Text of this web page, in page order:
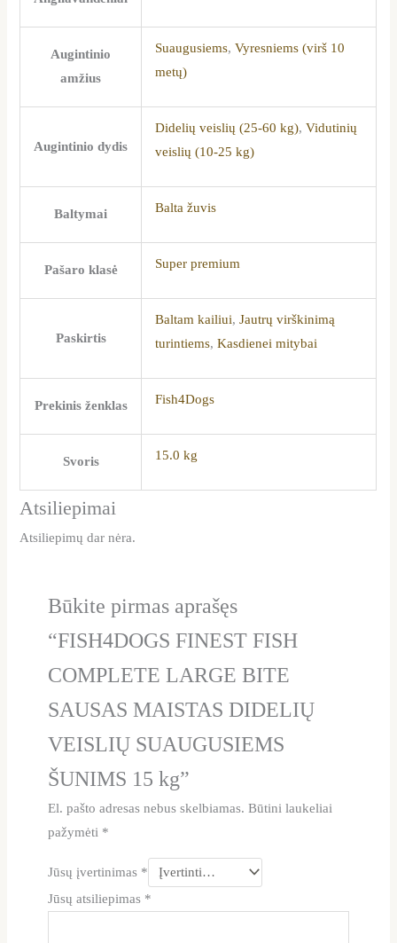
Augintinio
amžius
Suaugusiems,Vyresniems (virš 10
metų)
Augintinio dydis
Didelių veislių (25-60 kg),Vidutinių
veislių (10-25 kg)
Baltymai Balta žuvis
Pašaro klasė Super premium
Paskirtis
Baltam kailiui,Jautrų virškinimą
turintiems,Kasdienei mitybai
Prekinis ženklas Fish4Dogs
Svoris 15.0 kg
Atsiliepimai
Atsiliepimų dar nėra.
Būkite pirmas aprašęs
“FISH4DOGS FINEST FISH
COMPLETE LARGE BITE
SAUSAS MAISTAS DIDELIŲ
VEISLIŲ SUAUGUSIEMS
ŠUNIMS 15 kg”
El. pašto adresas nebus skelbiamas. Būtini laukeliai
pažymėti *
Jūsų įvertinimas *
Jūsų atsiliepimas *